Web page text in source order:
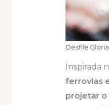
Desfile
Inspirada
ferrovias
projetar o